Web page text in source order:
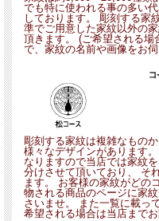
でも特に使われる事の多い
しております。 彫刻する家
準でご用意した家紋以外の
頂きます。 (ご希望される
で、家紋の名前や画像をお伺
彫刻する家紋は複雑なもの
様々なデザインがあります
なりますので当店では家紋
分けさせて頂いており、 そ
ます。 お客様の家紋がどの
物される商品のページに家
さいませ。 また一覧に載っ
希望される場合は当店までお